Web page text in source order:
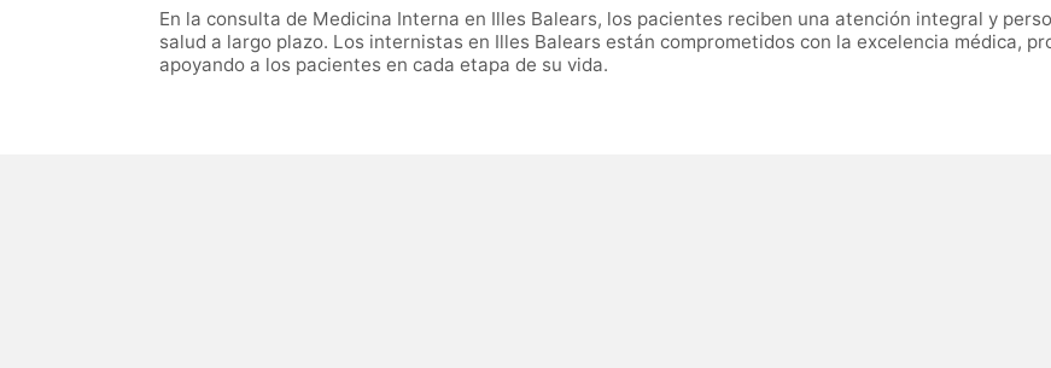
En la consulta de Medicina Interna en Illes Balears, los pacientes reciben una atención integral y
salud a largo plazo. Los internistas en Illes Balears están comprometidos con la excelencia médica,
apoyando a los pacientes en cada etapa de su vida.